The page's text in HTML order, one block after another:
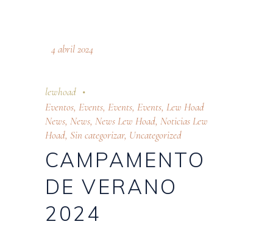
4 abril 2024
lewhoad
Eventos, Events, Events, Events, Lew Hoad
News, News, News Lew Hoad, Noticias Lew
Hoad, Sin categorizar, Uncategorized
CAMPAMENTO
DE VERANO
2024